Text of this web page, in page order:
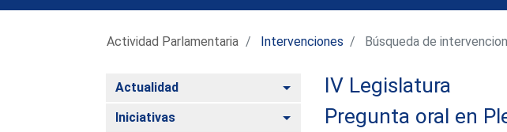
Actividad Parlamentaria Intervenciones Búsqueda de
Actualidad Alternar
Iniciativas Alternar
IV Legislatura
Pregunta oral en